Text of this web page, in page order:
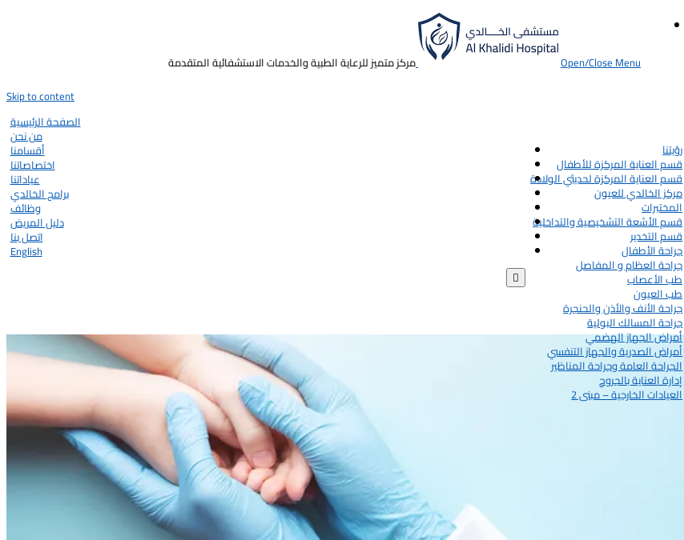
Open/Close Menu
مركز متميز للرعاية الطبية والخدمات الاستشفائية المتقدمة
Skip to content
الصفحة الرئيسية
من نحن
رؤيتنا أقسامنا
قسم العناية المركزة للأطفال
قسم العناية المركزة لحديثي الولادة
مركز الخالدي للعيون
المختبرات
قسم الأشعة التشخيصية والتداخلية
قسم التخدير
اختصاصاتنا
جراحة الأطفال
جراحة العظام و المفاصل
طب الأعصاب
طب العيون
جراحة الأنف والأذن والحنجرة
جراحة المسالك البولية
أمراض الجهاز الهضمي
أمراض الصدرية والجهاز التنفسي
الجراحة العامة وجراحة المناظير
إدارة العناية بالجروح
عياداتنا
العيادات الخارجية – مبنى 2
برامج الخالدي
وظائف
دليل المريض
اتصل بنا
English
